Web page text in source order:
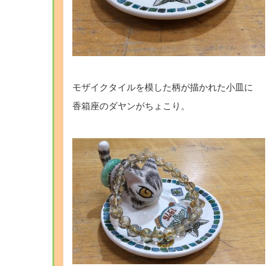
モザイクタイルを模した柄が描かれた小皿に
香箱座のダヤンがちょこり。